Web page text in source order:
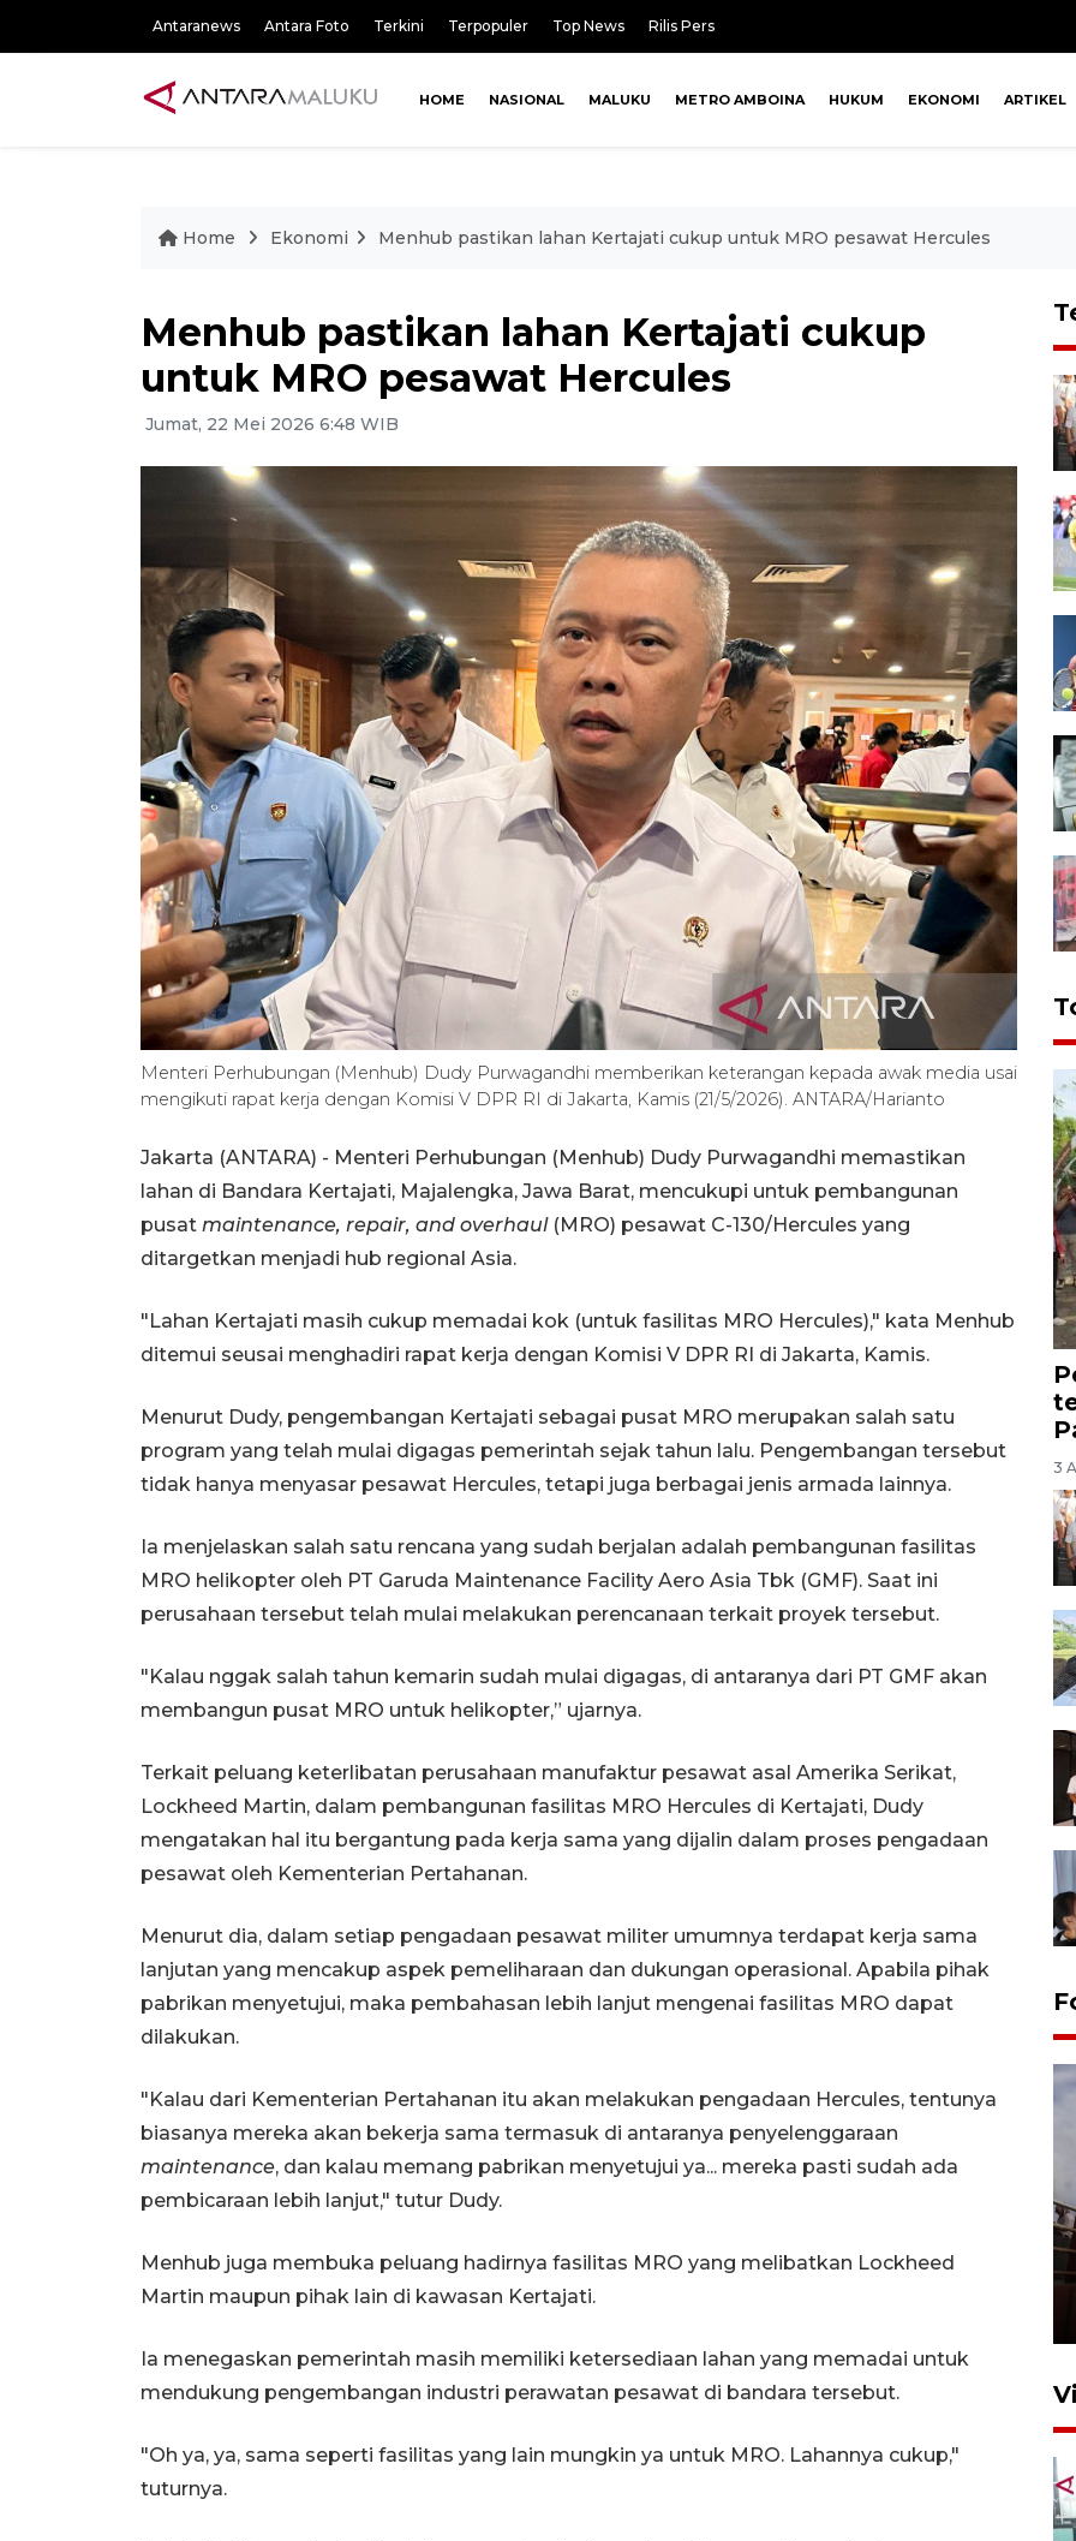
Antaranews Antara Foto Terkini Terpopuler Top News Rilis Pers
HOME NASIONAL MALUKU METRO AMBOINA HUKUM EKONOMI ARTIKEL
Home Ekonomi Menhub pastikan lahan Kertajati cukup untuk MRO pesawat Hercules
Menhub pastikan lahan Kertajati cukup
untuk MRO pesawat Hercules
Jumat, 22 Mei 2026 6:48 WIB
Menteri Perhubungan (Menhub) Dudy Purwagandhi memberikan keterangan kepada awak media usai
mengikuti rapat kerja dengan Komisi V DPR RI di Jakarta, Kamis (21/5/2026). ANTARA/Harianto
Jakarta (ANTARA) - Menteri Perhubungan (Menhub) Dudy Purwagandhi memastikan
lahan di Bandara Kertajati, Majalengka, Jawa Barat, mencukupi untuk pembangunan
pusat maintenance, repair, and overhaul(MRO) pesawat C-130/Hercules yang
ditargetkan menjadi hub regional Asia.
"Lahan Kertajati masih cukup memadai kok (untuk fasilitas MRO Hercules)," kata Menhub
ditemui seusai menghadiri rapat kerja dengan Komisi V DPR RI di Jakarta, Kamis.
Menurut Dudy, pengembangan Kertajati sebagai pusat MRO merupakan salah satu
program yang telah mulai digagas pemerintah sejak tahun lalu. Pengembangan tersebut
tidak hanya menyasar pesawat Hercules, tetapi juga berbagai jenis armada lainnya.
Ia menjelaskan salah satu rencana yang sudah berjalan adalah pembangunan fasilitas
MRO helikopter oleh PT Garuda Maintenance Facility Aero Asia Tbk (GMF). Saat ini
perusahaan tersebut telah mulai melakukan perencanaan terkait proyek tersebut.
"Kalau nggak salah tahun kemarin sudah mulai digagas, di antaranya dari PT GMF akan
membangun pusat MRO untuk helikopter,” ujarnya.
Terkait peluang keterlibatan perusahaan manufaktur pesawat asal Amerika Serikat,
Lockheed Martin, dalam pembangunan fasilitas MRO Hercules di Kertajati, Dudy
mengatakan hal itu bergantung pada kerja sama yang dijalin dalam proses pengadaan
pesawat oleh Kementerian Pertahanan.
Menurut dia, dalam setiap pengadaan pesawat militer umumnya terdapat kerja sama
lanjutan yang mencakup aspek pemeliharaan dan dukungan operasional. Apabila pihak
pabrikan menyetujui, maka pembahasan lebih lanjut mengenai fasilitas MRO dapat
dilakukan.
"Kalau dari Kementerian Pertahanan itu akan melakukan pengadaan Hercules, tentunya
biasanya mereka akan bekerja sama termasuk di antaranya penyelenggaraan
maintenance, dan kalau memang pabrikan menyetujui ya... mereka pasti sudah ada
pembicaraan lebih lanjut," tutur Dudy.
Menhub juga membuka peluang hadirnya fasilitas MRO yang melibatkan Lockheed
Martin maupun pihak lain di kawasan Kertajati.
Ia menegaskan pemerintah masih memiliki ketersediaan lahan yang memadai untuk
mendukung pengembangan industri perawatan pesawat di bandara tersebut.
"Oh ya, ya, sama seperti fasilitas yang lain mungkin ya untuk MRO. Lahannya cukup,"
tuturnya.
3
Unjuk rasa protes penataan
Pasar Higienis